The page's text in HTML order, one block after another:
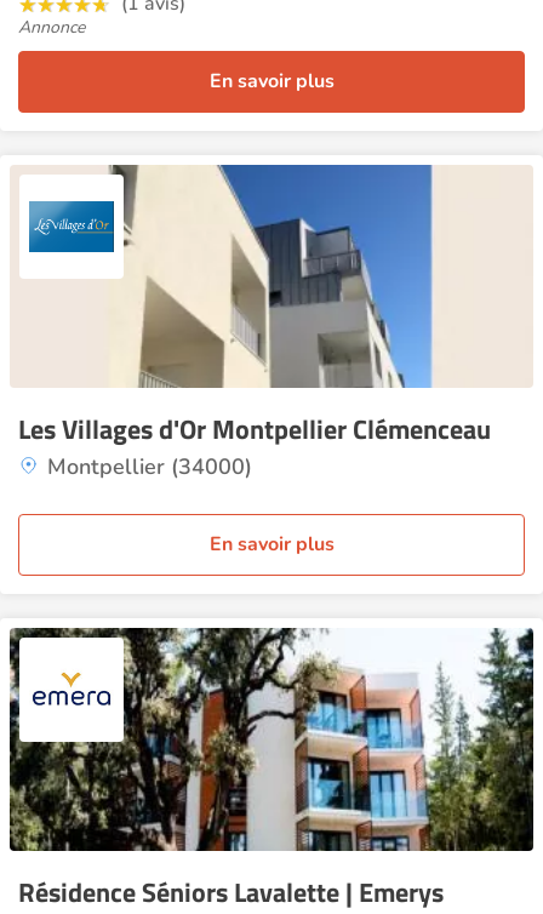
Annonce
En savoir plus
Les Villages d'Or Montpellier Clémenceau
Montpellier (34000)
En savoir plus
Résidence Séniors Lavalette | Emerys